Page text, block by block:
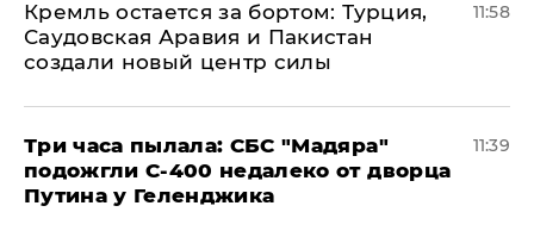
​Кремль остается за бортом: Турция,
Саудовская Аравия и Пакистан
создали новый центр силы
11:58
Три часа пылала: СБС "Мадяра"
подожгли С-400 недалеко от дворца
Путина у Геленджика
11:39